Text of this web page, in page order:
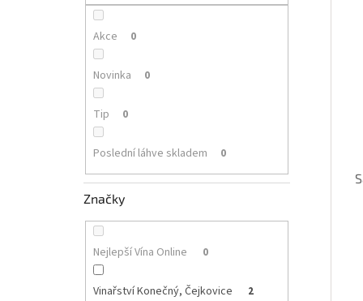
Akce 0
Novinka 0
Tip 0
Poslední láhve skladem 0
Značky
Nejlepší Vína Online 0
Vinařství Konečný, Čejkovice 2